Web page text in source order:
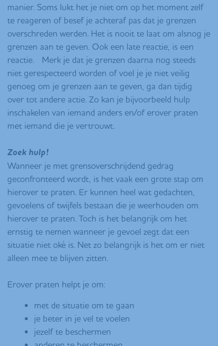
manier. Soms lukt het je niet om op het moment zelf
te reageren of besef je achteraf pas dat je grenzen
overschreden werden. Het is nooit te laat om alsnog je
grenzen aan te geven. Ook een late reactie, is een
reactie. Merk je dat je grenzen daarna nog steeds
niet gerespecteerd worden of voel je je niet veilig
genoeg om je grenzen aan te geven, ga dan tijdig
over tot andere actie. Zo kan je bijvoorbeeld hulp
inschakelen van iemand anders en/of erover praten
met iemand die je vertrouwt.
Zoek hulp!
Wanneer je met grensoverschrijdend gedrag
geconfronteerd wordt, is het vaak een grote stap om
hierover te praten. Er kunnen heel wat gedachten,
gevoelens of twijfels bestaan die je weerhouden om
hierover te praten. Toch is het belangrijk om het
ernstig te nemen wanneer je gevoel zegt dat een
situatie niet oké is. Net zo belangrijk is het om er niet
alleen mee te blijven zitten.
Erover praten helpt je om:
met de situatie om te gaan
je beter in je vel te voelen
jezelf te beschermen